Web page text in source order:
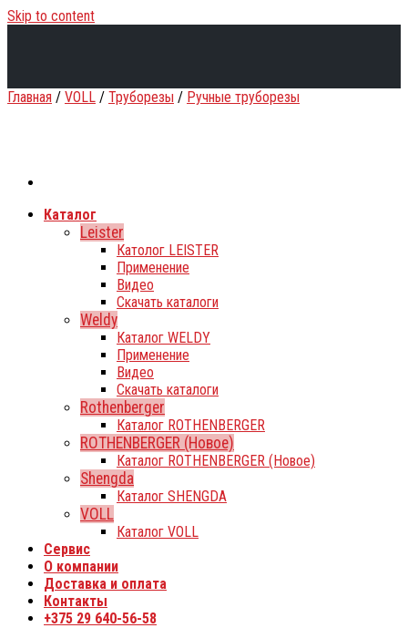
Skip to content
Каталог
Leister
Католог LEISTER
Применение
Видео
Скачать каталоги
Weldy
Каталог WELDY
Применение
Видео
Скачать каталоги
Rothenberger
Каталог ROTHENBERGER
ROTHENBERGER (Новое)
Каталог ROTHENBERGER (Новое)
Shengda
Каталог SHENGDA
VOLL
Каталог VOLL
Сервис
О компании
Доставка и оплата
Контакты
+375 29 640-56-58
Главная / VOLL / Труборезы / Ручные труборезы